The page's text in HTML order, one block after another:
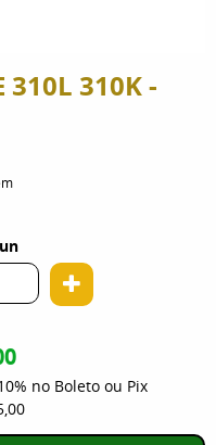
310L 310K -
no Boleto ou Pix